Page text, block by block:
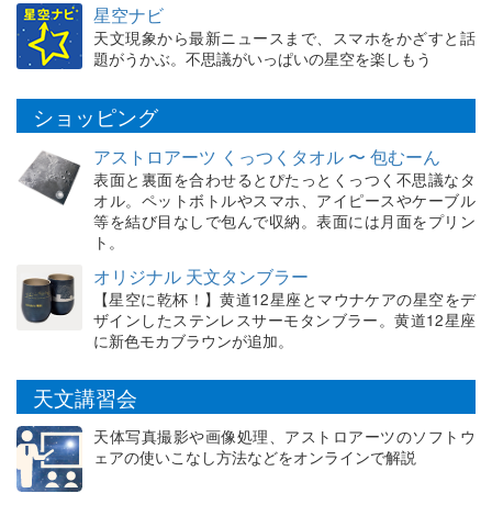
星空ナビ
天文現象から最新ニュースまで、スマホをかざすと話
題がうかぶ。不思議がいっぱいの星空を楽しもう
ショッピング
アストロアーツ くっつくタオル 〜 包むーん
表面と裏面を合わせるとぴたっとくっつく不思議なタ
オル。ペットボトルやスマホ、アイピースやケーブル
等を結び目なしで包んで収納。表面には月面をプリン
ト。
オリジナル 天文タンブラー
【星空に乾杯！】黄道12星座とマウナケアの星空をデ
ザインしたステンレスサーモタンブラー。黄道12星座
に新色モカブラウンが追加。
天文講習会
天体写真撮影や画像処理、アストロアーツのソフトウ
ェアの使いこなし方法などをオンラインで解説